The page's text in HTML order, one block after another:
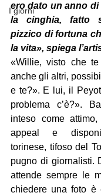
I giorni
ero dato un anno
la cinghia, fatto
pizzico di fortuna
la vita», spiega
«Willie, visto che
anche gli altri,
e te?». E lui, il
problema c’è?».
inteso come
appeal e
torinese, tifoso del
pugno di giornalisti.
attende sempre le
chiedere una foto è